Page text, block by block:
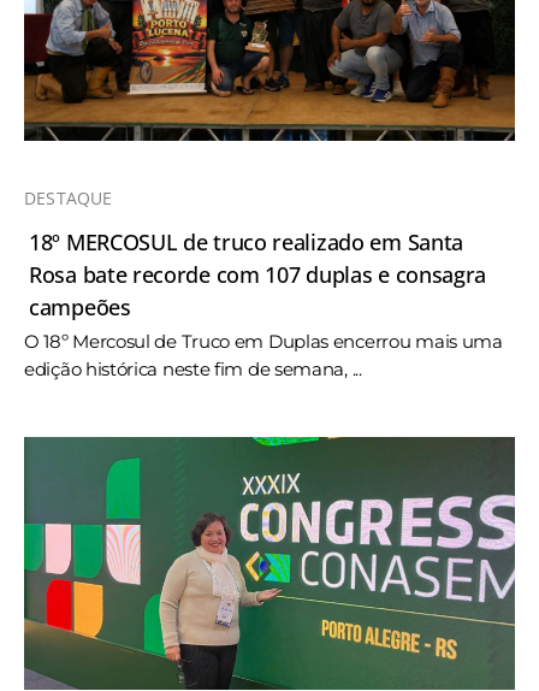
DESTAQUE
18º MERCOSUL de truco realizado em Santa
Rosa bate recorde com 107 duplas e consagra
campeões
O 18º Mercosul de Truco em Duplas encerrou mais uma
edição histórica neste fim de semana, ...